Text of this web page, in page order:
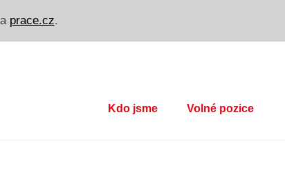
a prace.cz.
Kdo jsme Volné pozice